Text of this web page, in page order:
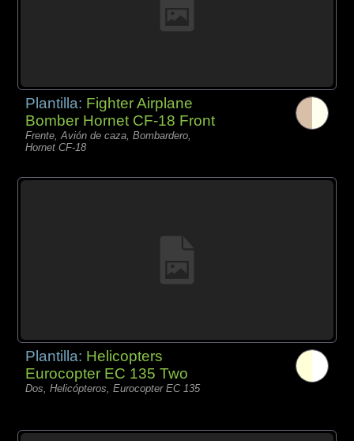
Plantilla: Fighter Airplane
Bomber Hornet CF-18 Front
Frente, Avión de caza, Bombardero,
Hornet CF-18
Plantilla: Helicopters
Eurocopter EC 135 Two
Dos, Helicópteros, Eurocopter EC 135